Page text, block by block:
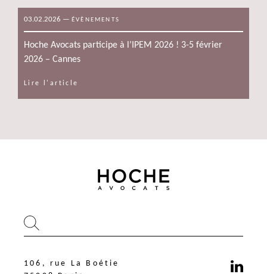
03.02.2026 — ÉVÈNEMENTS
Hoche Avocats participe à l’IPEM 2026 ! 3-5 février
2026 – Cannes
Lire l'article
106, rue La Boétie